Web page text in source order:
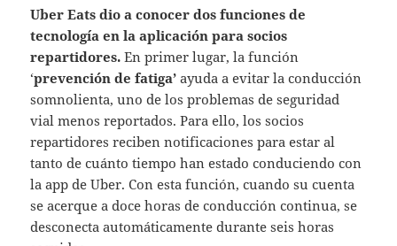
Uber Eats dio a conocer dos funciones de
tecnología en la aplicación para socios
repartidores.En primer lugar, la función
‘prevención de fatiga’ayuda a evitar la conducción
somnolienta, uno de los problemas de seguridad
vial menos reportados. Para ello, los socios
repartidores reciben notificaciones para estar al
tanto de cuánto tiempo han estado conduciendo con
la app de Uber. Con esta función, cuando su cuenta
se acerque a doce horas de conducción continua, se
desconecta automáticamente durante seis horas